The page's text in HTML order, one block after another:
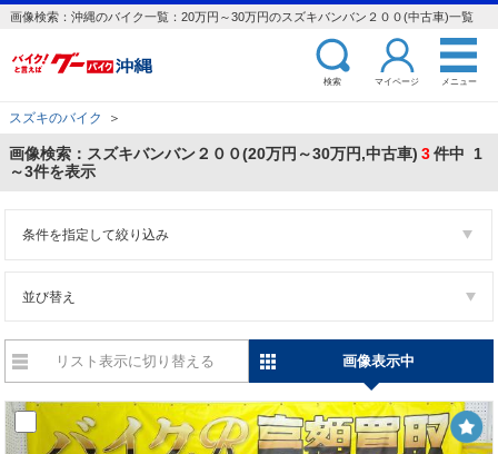
画像検索：沖縄のバイク一覧：20万円～30万円のスズキバンバン２００(中古車)一覧
検索 マイページ メニュー
スズキのバイク ＞
画像検索：スズキバンバン２００(20万円～30万円,中古車) 3件中 1
～3件を表示
条件を指定して絞り込み
並び替え
リスト表示に切り替える 画像表示中